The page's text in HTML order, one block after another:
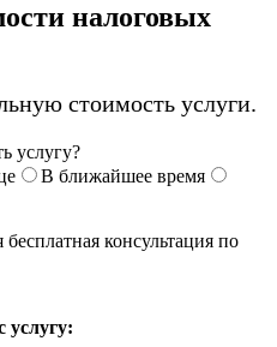
налоговых
стоимость услуги.
услугу?
В ближайшее время
консультация по